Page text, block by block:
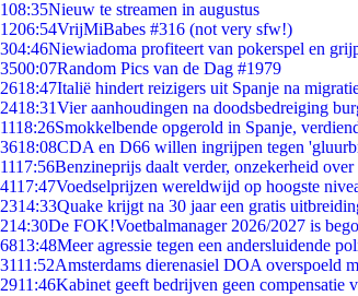
108:35Nieuw te streamen in augustus
1206:54VrijMiBabes #316 (not very sfw!)
304:46Niewiadoma profiteert van pokerspel en
3500:07Random Pics van de Dag #1979
2618:47Italië hindert reizigers uit Spanje na
2418:31Vier aanhoudingen na doodsbedreiging
1118:26Smokkelbende opgerold in Spanje,
3618:08CDA en D66 willen ingrijpen tegen
1117:56Benzineprijs daalt verder, onzekerheid
4117:47Voedselprijzen wereldwijd op hoogste
2314:33Quake krijgt na 30 jaar een gratis
214:30De FOK!Voetbalmanager 2026/2027 is
6813:48Meer agressie tegen een andersluidende
3111:52Amsterdams dierenasiel DOA overspoeld
2911:46Kabinet geeft bedrijven geen compensatie